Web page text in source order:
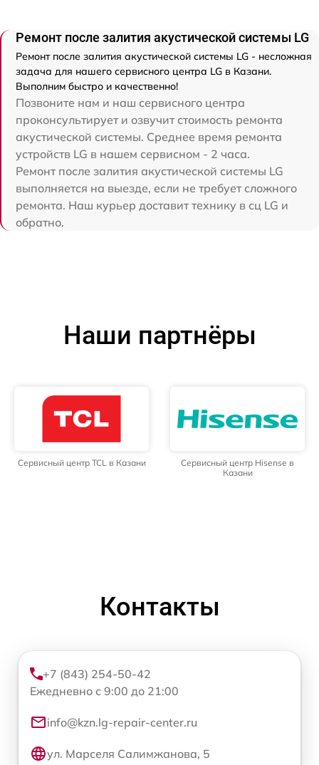
Ремонт после залития акустической системы LG
Ремонт после залития акустической системы LG - несложная
задача для нашего сервисного центра LG в Казани.
Выполним быстро и качественно!
Позвоните нам и наш сервисного центра
проконсультирует и озвучит стоимость ремонта
акустической системы. Среднее время ремонта
устройств LG в нашем сервисном - 2 часа.
Ремонт после залития акустической системы LG
выполняется на выезде, если не требует сложного
ремонта. Наш курьер доставит технику в сц LG и
обратно.
Наши партнёры
Сервисный центр TCL в Казани
Сервисный центр Hisense в
Казани
Контакты
+7 (843) 254-50-42
Ежедневно с 9:00 до 21:00
info@kzn.lg-repair-center.ru
ул. Марселя Салимжанова, 5